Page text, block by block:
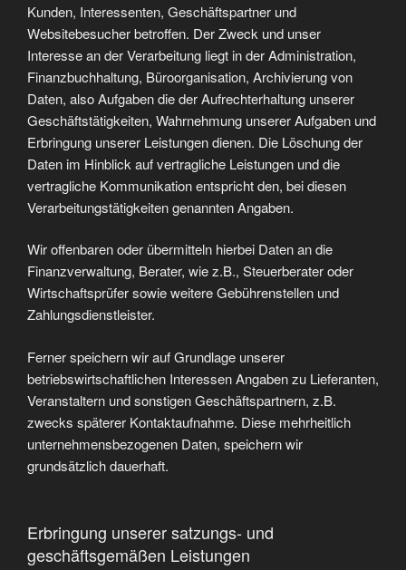
Kunden, Interessenten, Geschäftspartner und
Websitebesucher betroffen. Der Zweck und unser
Interesse an der Verarbeitung liegt in der Administration,
Finanzbuchhaltung, Büroorganisation, Archivierung von
Daten, also Aufgaben die der Aufrechterhaltung unserer
Geschäftstätigkeiten, Wahrnehmung unserer Aufgaben und
Erbringung unserer Leistungen dienen. Die Löschung der
Daten im Hinblick auf vertragliche Leistungen und die
vertragliche Kommunikation entspricht den, bei diesen
Verarbeitungstätigkeiten genannten Angaben.
Wir offenbaren oder übermitteln hierbei Daten an die
Finanzverwaltung, Berater, wie z.B., Steuerberater oder
Wirtschaftsprüfer sowie weitere Gebührenstellen und
Zahlungsdienstleister.
Ferner speichern wir auf Grundlage unserer
betriebswirtschaftlichen Interessen Angaben zu Lieferanten,
Veranstaltern und sonstigen Geschäftspartnern, z.B.
zwecks späterer Kontaktaufnahme. Diese mehrheitlich
unternehmensbezogenen Daten, speichern wir
grundsätzlich dauerhaft.
Erbringung unserer satzungs- und
geschäftsgemäßen Leistungen